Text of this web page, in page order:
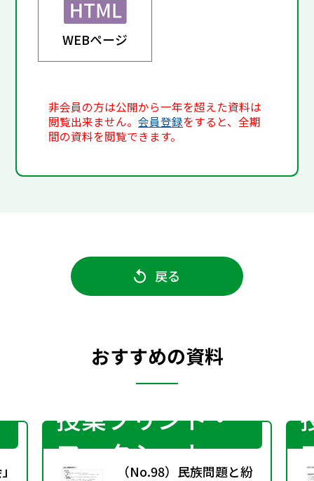
WEBページ
非会員の方は公開から一年を超えた資料は
閲覧出来ません。会員登録をすると、全期
間の資料を閲覧できます。
戻る
おすすめの資料
授業プリント・
ワークシート
（No.98）民族問題と紛